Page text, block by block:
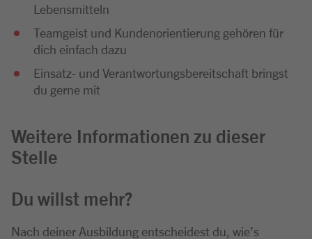
Lebensmitteln
Teamgeist und Kundenorientierung gehören für
dich einfach dazu
Einsatz- und Verantwortungsbereitschaft bringst
du gerne mit
Weitere Informationen zu dieser
Stelle
Du willst mehr?
Nach deiner Ausbildung entscheidest du, wie’s